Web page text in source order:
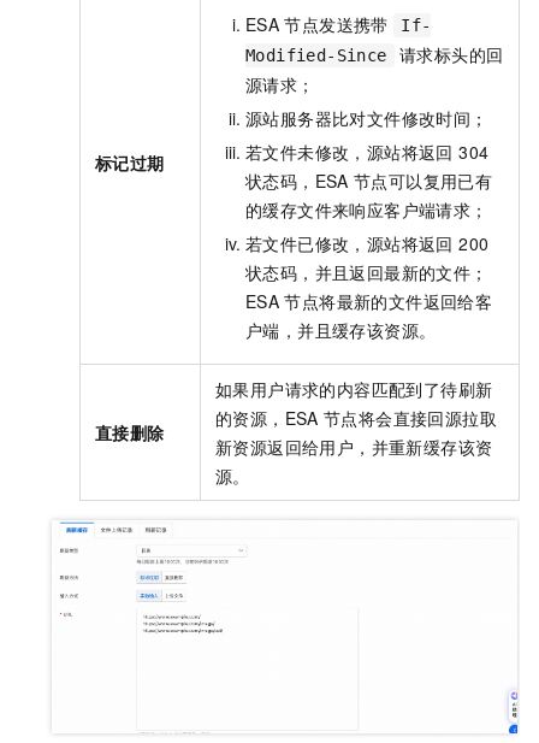
标记过期
ESA 节点发送携带
If-
Modified-Since
请求标头的回
源请求；
源站服务器比对文件修改时间；
若文件未修改，源站将返回 304
状态码， ESA 节点可以复用已有
的缓存文件来响应客户端请求；
若文件已修改，源站将返回 200
状态码，并且返回最新的文件；
ESA 节点将最新的文件返回给客
户端，并且缓存该资源。
直接删除
如果用户请求的内容匹配到了待刷新
的资源， ESA 节点将会直接回源拉取
新资源返回给用户，并重新缓存该资
源。